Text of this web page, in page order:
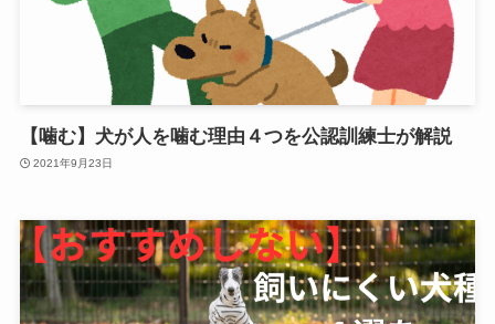
【噛む】犬が人を噛む理由４つを公認訓練士が解説
2021年9月23日